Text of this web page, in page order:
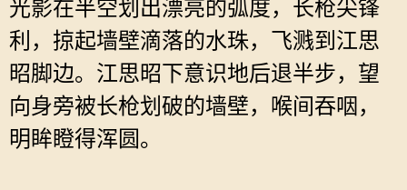
光影在半空划出漂亮的弧度，长枪尖锋
利，掠起墙壁滴落的水珠，飞溅到江思
昭脚边。江思昭下意识地后退半步，望
向身旁被长枪划破的墙壁，喉间吞咽，
明眸瞪得浑圆。